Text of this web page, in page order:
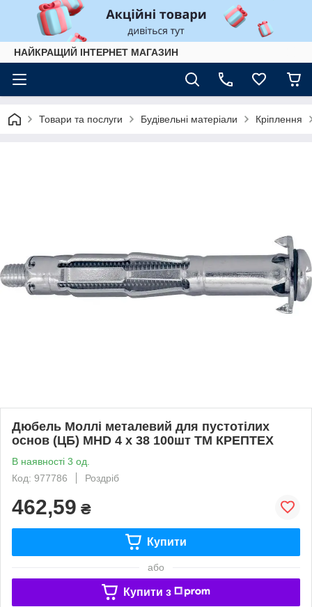
НАЙКРАЩИЙ ІНТЕРНЕТ МАГАЗИН
Товари та послуги Будівельні матеріали Кріплення
Дюбель Моллі металевий для пустотілих
основ (ЦБ) MHD 4 х 38 100шт ТМ КРЕПТЕХ
В наявності 3 од.
Код: 977786
Роздріб
462,59 ₴
Купити
або
Купити з